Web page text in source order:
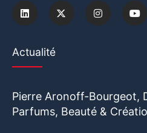
Actualité
Pierre Aronoff-Bourgeot,
Parfums, Beauté &